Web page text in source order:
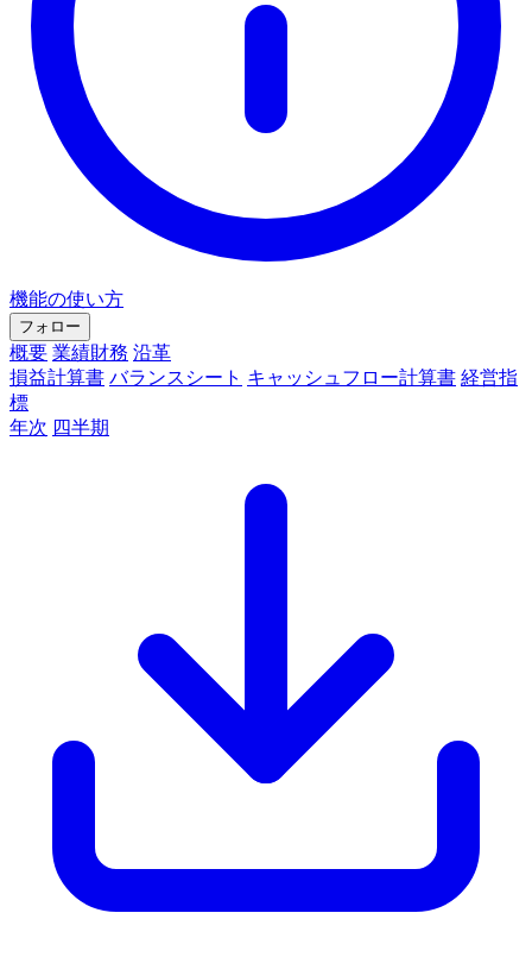
機能の使い方
フォロー
概要 業績財務 沿革
損益計算書 バランスシート キャッシュフロー計算書 経営指
標
年次 四半期